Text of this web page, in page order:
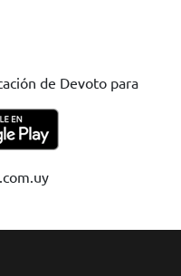
de Devoto para